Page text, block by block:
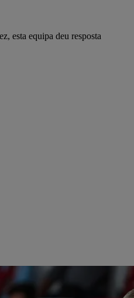
esta equipa deu resposta